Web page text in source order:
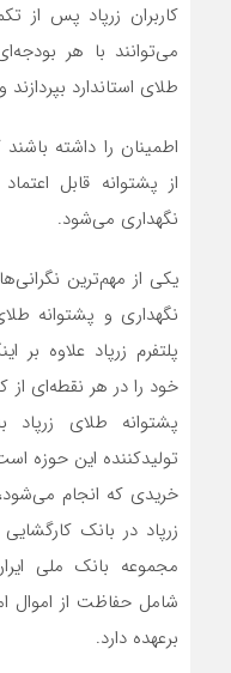
کاربران زرپاد پس از
می‌توانند با هر
طلای استاندارد بپردازند
اطمینان را داشته
از پشتوانه‌ قابل
نگهداری می‌شود.
یکی از مهم‌ترین
نگهداری و پشتوانه
پلتفرم زرپاد علاوه
خود را در هر نقطه‌ای از
پشتوانه طلای زرپاد
تولیدکننده این حوزه
خریدی که انجام
زرپاد در بانک
مجموعه بانک ملی
شامل حفاظت از
برعهده دارد.